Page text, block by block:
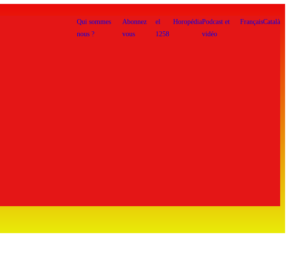
Qui sommes
nous ?
Abonnez
vous
el
1258
HoropédiaPodcast et
vidéo
FrançaisCatalà